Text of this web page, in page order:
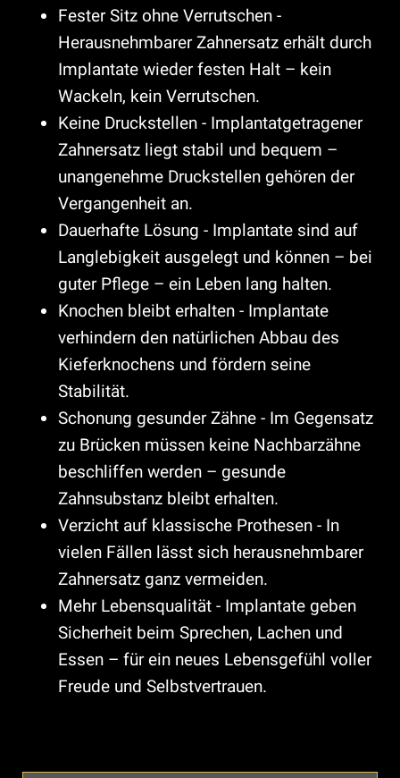
Fester Sitz ohne Verrutschen -
Herausnehmbarer Zahnersatz erhält durch
Implantate wieder festen Halt – kein
Wackeln, kein Verrutschen.
Keine Druckstellen - Implantatgetragener
Zahnersatz liegt stabil und bequem –
unangenehme Druckstellen gehören der
Vergangenheit an.
Dauerhafte Lösung - Implantate sind auf
Langlebigkeit ausgelegt und können – bei
guter Pflege – ein Leben lang halten.
Knochen bleibt erhalten - Implantate
verhindern den natürlichen Abbau des
Kieferknochens und fördern seine
Stabilität.
Schonung gesunder Zähne - Im Gegensatz
zu Brücken müssen keine Nachbarzähne
beschliffen werden – gesunde
Zahnsubstanz bleibt erhalten.
Verzicht auf klassische Prothesen - In
vielen Fällen lässt sich herausnehmbarer
Zahnersatz ganz vermeiden.
Mehr Lebensqualität - Implantate geben
Sicherheit beim Sprechen, Lachen und
Essen – für ein neues Lebensgefühl voller
Freude und Selbstvertrauen.